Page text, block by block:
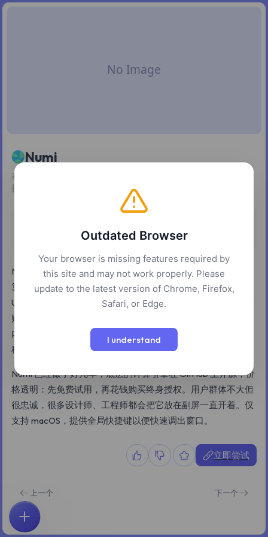
Numi
在 macOS 上用自然语言写算式，自动完成数学、汇率和单位
换算。
付费
Numi 是 Mac 上一款很受设计师和开发者喜欢的计算器，它把
算术变成了一种写作。你可以直接敲「15% of 80 EUR in
USD」或者「2 hours and 30 minutes - 45 minutes」，结果会
贴在文字旁边显示出来。支持变量、多行笔记本式输入，以及
内置的实时汇率和单位换算，因此它更像一个随手记的演算草
稿本，而不是有按钮的传统计算器。
Numi 已经做了好几年，底层的计算引擎在 GitHub 上开源，价
格透明：先免费试用，再花钱购买终身授权。用户群体不大但
很忠诚，很多设计师、工程师都会把它放在副屏一直开着。仅
支持 macOS，提供全局快捷键以便快速调出窗口。
立即尝试
上一个 下一个
Outdated Browser
Your browser is missing features required by
this site and may not work properly. Please
update to the latest version of Chrome, Firefox,
Safari, or Edge.
I understand